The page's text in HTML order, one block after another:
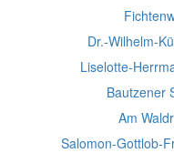
Dr.-Wilhelm-
Liselotte-
Bautzener
Am
Salomon-Gottlob-